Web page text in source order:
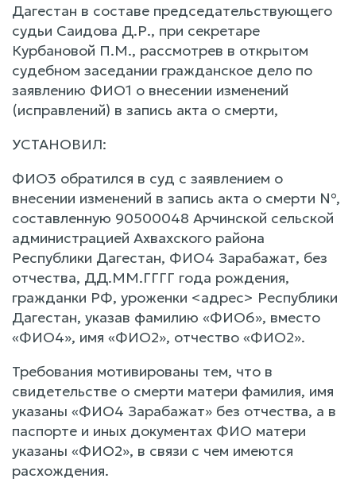
Дагестан в составе председательствующего
судьи Саидова Д.Р., при секретаре
Курбановой П.М., рассмотрев в открытом
судебном заседании гражданское дело по
заявлению ФИО1 о внесении изменений
(исправлений) в запись акта о смерти,
УСТАНОВИЛ:
ФИО3 обратился в суд с заявлением о
внесении изменений в запись акта о смерти №,
составленную 90500048 Арчинской сельской
администрацией Ахвахского района
Республики Дагестан, ФИО4 Зарабажат, без
отчества, ДД.ММ.ГГГГ года рождения,
гражданки РФ, уроженки <адрес> Республики
Дагестан, указав фамилию «ФИО6», вместо
«ФИО4», имя «ФИО2», отчество «ФИО2».
Требования мотивированы тем, что в
свидетельстве о смерти матери фамилия, имя
указаны «ФИО4 Зарабажат» без отчества, а в
паспорте и иных документах ФИО матери
указаны «ФИО2», в связи с чем имеются
расхождения.